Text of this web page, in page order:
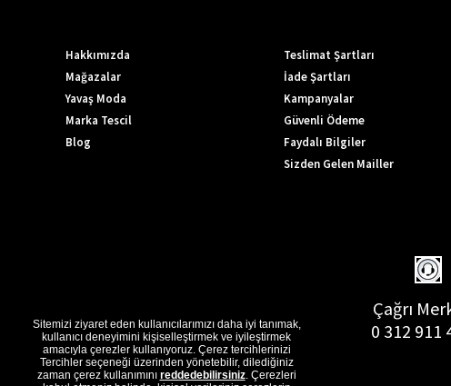
Hakkımızda
Mağazalar
Yavaş Moda
Marka Tescil
Blog
Teslimat Şartları
İade Şartları
Kampanyalar
Güvenli Ödeme
Faydalı Bilgiler
Sizden Gelen Mailler
Çağrı
0 312 911
Sitemizi ziyaret eden kullanıcılarımızı daha iyi tanımak,
kullanıcı deneyimini kişiselleştirmek ve iyileştirmek
amacıyla çerezler kullanıyoruz. Çerez tercihlerinizi
Tercihler seçeneği üzerinden yönetebilir, dilediğiniz
zaman çerez kullanımını reddedebilirsiniz. Çerezleri